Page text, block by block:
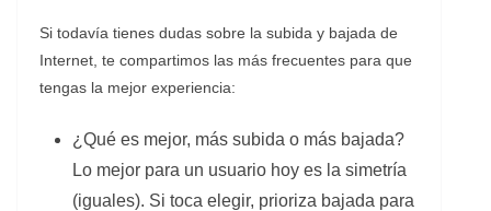
Si todavía tienes dudas sobre la subida y bajada de
Internet, te compartimos las más frecuentes para que
tengas la mejor experiencia:
¿Qué es mejor, más subida o más bajada?
Lo mejor para un usuario hoy es la simetría
(iguales). Si toca elegir, prioriza bajada para